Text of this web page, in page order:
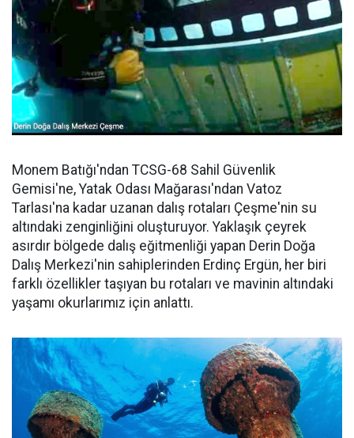
Monem Batığı'ndan TCSG-68 Sahil Güvenlik
Gemisi'ne, Yatak Odası Mağarası'ndan Vatoz
Tarlası'na kadar uzanan dalış rotaları Çeşme'nin su
altındaki zenginliğini oluşturuyor. Yaklaşık çeyrek
asırdır bölgede dalış eğitmenliği yapan Derin Doğa
Dalış Merkezi'nin sahiplerinden Erdinç Ergün, her biri
farklı özellikler taşıyan bu rotaları ve mavinin altındaki
yaşamı okurlarımız için anlattı.